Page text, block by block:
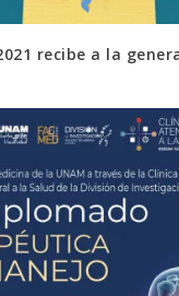
recibe a la